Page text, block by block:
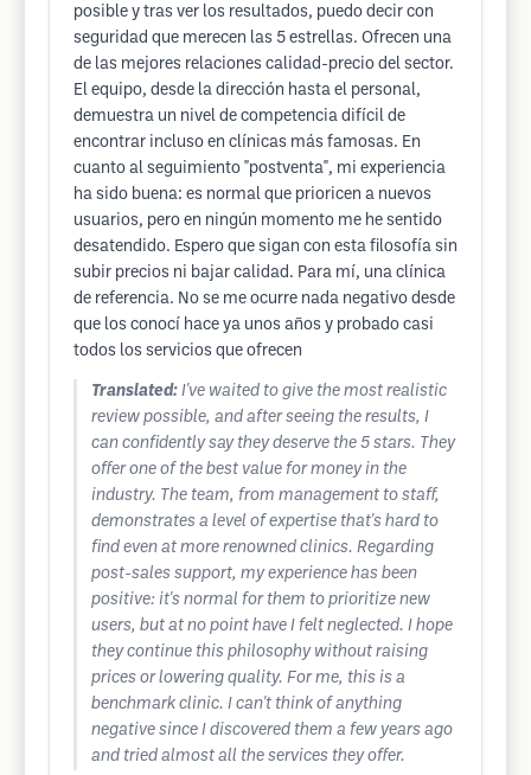
posible y tras ver los resultados, puedo decir con
seguridad que merecen las 5 estrellas. Ofrecen una
de las mejores relaciones calidad-precio del sector.
El equipo, desde la dirección hasta el personal,
demuestra un nivel de competencia difícil de
encontrar incluso en clínicas más famosas. En
cuanto al seguimiento "postventa", mi experiencia
ha sido buena: es normal que prioricen a nuevos
usuarios, pero en ningún momento me he sentido
desatendido. Espero que sigan con esta filosofía sin
subir precios ni bajar calidad. Para mí, una clínica
de referencia. No se me ocurre nada negativo desde
que los conocí hace ya unos años y probado casi
todos los servicios que ofrecen
Translated: I've waited to give the most realistic
review possible, and after seeing the results, I
can confidently say they deserve the 5 stars. They
offer one of the best value for money in the
industry. The team, from management to staff,
demonstrates a level of expertise that's hard to
find even at more renowned clinics. Regarding
post-sales support, my experience has been
positive: it's normal for them to prioritize new
users, but at no point have I felt neglected. I hope
they continue this philosophy without raising
prices or lowering quality. For me, this is a
benchmark clinic. I can't think of anything
negative since I discovered them a few years ago
and tried almost all the services they offer.